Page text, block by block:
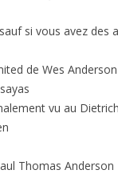
si vous avez des
de Wes Anderson
vu au Dietrich
Thomas Anderson